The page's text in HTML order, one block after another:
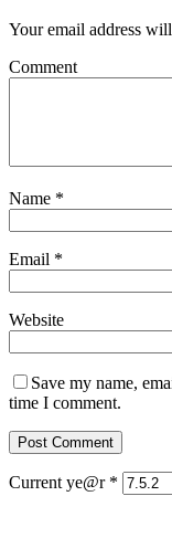
Your email address
Comment
Name *
Email *
Website
Save my name,
time I comment.
Current ye@r *